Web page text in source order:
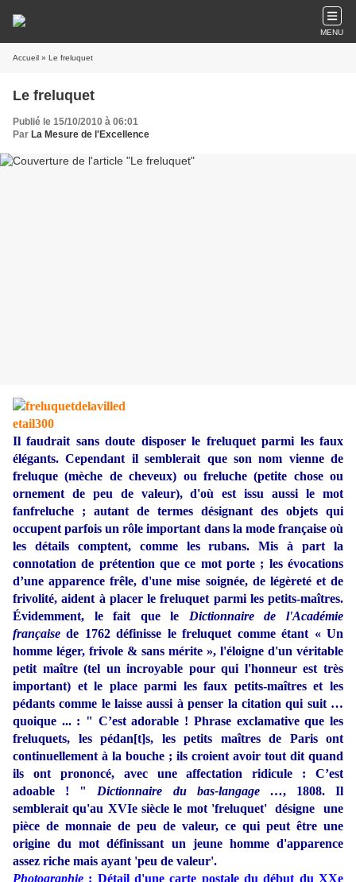
MENU
Accueil » Le freluquet
Le freluquet
Publié le 15/10/2010 à 06:01
Par La Mesure de l'Excellence
Il faudrait sans doute disposer le freluquet parmi les faux
élégants. Cependant il semblerait que son nom vienne de
freluque (mèche de cheveux) ou freluche (petite chose ou
ornement de peu de valeur), d'où est issu aussi le mot
fanfreluche ; autant de termes désignant des objets qui
occupent parfois un rôle important dans la mode française où
les détails comptent, comme les rubans. Mis à part la
connotation de prétention que ce mot porte ; les évocations
d’une apparence frêle, d'une mise soignée, de légèreté et de
frivolité, aident à placer le freluquet parmi les petits-maîtres.
Évidemment, le fait que le Dictionnaire de l'Académie
française de 1762 définisse le freluquet comme étant « Un
homme léger, frivole & sans mérite », l'éloigne d'un véritable
petit maître (tel un incroyable pour qui l'honneur est très
important) et le place parmi les faux petits-maîtres et les
pédants comme le laisse aussi à penser la citation qui suit …
quoique ... : " C’est adorable ! Phrase exclamative que les
freluquets, les pédan[t]s, les petits maîtres de Paris ont
continuellement à la bouche ; ils croient avoir tout dit quand
ils ont prononcé, avec une affectation ridicule : C’est
adoable ! " Dictionnaire du bas-langage …, 1808. Il
semblerait qu'au XVIe siècle le mot 'freluquet' désigne une
pièce de monnaie de peu de valeur, ce qui peut être une
origine du mot définissant un jeune homme d'apparence
assez riche mais ayant 'peu de valeur'.
Photographie : Détail d'une carte postale du début du XXe